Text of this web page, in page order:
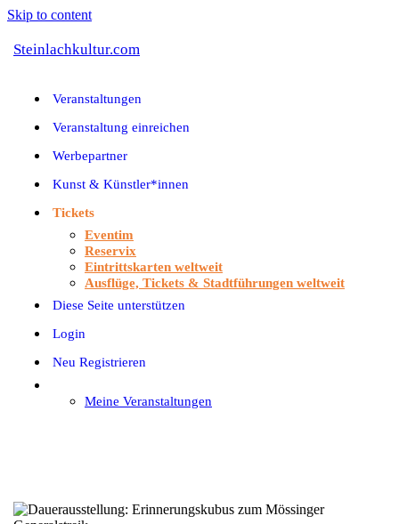
Skip to content
Steinlachkultur.com
Veranstaltungen
Veranstaltung einreichen
Werbepartner
Kunst & Künstler*innen
Tickets
Eventim
Reservix
Eintrittskarten weltweit
Ausflüge, Tickets & Stadtführungen weltweit
Diese Seite unterstützen
Login
Neu Registrieren
Meine Veranstaltungen